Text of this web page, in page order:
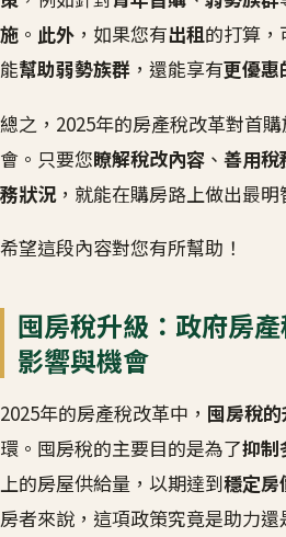
施 。 此外 ，如果您有出租的打算，
能幫助弱勢族群 ，還能享有更優惠
總之，2025年的房產稅改革對首
會。只要您瞭解稅改內容 、 善用稅
務狀況，就能在購房路上做出最明
希望這段內容對您有所幫助！
囤房稅升級：政府房
影響與機會
2025年的房產稅改革中， 囤房稅
環。囤房稅的主要目的是為了抑制
上的房屋供給量，以期達到穩定房
房者來說，這項政策究竟是助力